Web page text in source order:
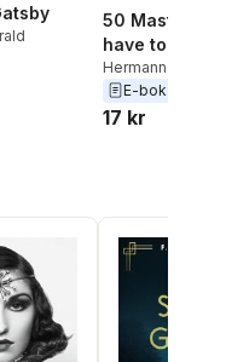
50
have to read
you die vol: 2
Hermann Hesse
Hardy,E. M.
Scott Fitzgerald
Louisa May
Conan Doyle
E-bok
17 kr